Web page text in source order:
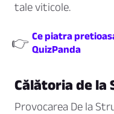
tale viticole.
👉 Ce piatra
QuizPanda
Călătoria de la
Provocarea De la